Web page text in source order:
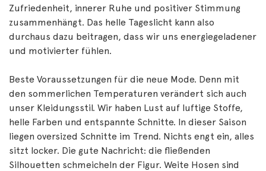
Zufriedenheit, innerer Ruhe und positiver Stimmung
zusammenhängt. Das helle Tageslicht kann also
durchaus dazu beitragen, dass wir uns energiegeladener
und motivierter fühlen.
Beste Voraussetzungen für die neue Mode. Denn mit
den sommerlichen Temperaturen verändert sich auch
unser Kleidungsstil. Wir haben Lust auf luftige Stoffe,
helle Farben und entspannte Schnitte. In dieser Saison
liegen oversized Schnitte im Trend. Nichts engt ein, alles
sitzt locker. Die gute Nachricht: die fließenden
Silhouetten schmeicheln der Figur. Weite Hosen sind